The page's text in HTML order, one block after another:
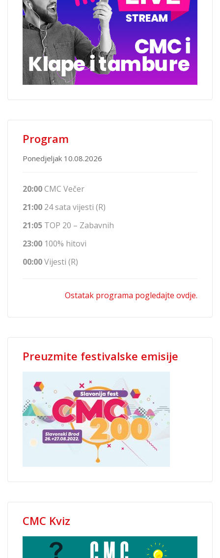
Program
Ponedjeljak 10.08.2026
20:00CMC Večer
21:00 24 sata vijesti (R)
21:05 TOP 20 – Zabavnih
23:00 100% hitovi
00:00Vijesti (R)
Ostatak programa pogledajte ovdje.
Preuzmite festivalske emisije
CMC Kviz